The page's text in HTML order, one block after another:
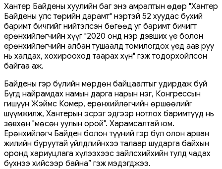
Хантер Байдены хуулийн баг энэ амралтын өдөр "Хантер
Байдены улс төрийн дарамт" нэртэй 52 хуудас бүхий
баримт бичгийг нийтэлсэн бөгөөд уг баримт бичигт
ерөнхийлөгчийн хүүг "2020 онд нэр дэвших үе болон
ерөнхийлөгчийн албан тушаалд томилогдох үед аав руу
нь халдах, хохирооход таарах хүн" гэж тодорхойлсон
байгаа аж.
Байдены гэр бүлийн мөрдөн байцаалтыг удирдаж буй
Бүгд найрамдах намын дарга нарын нэг, Конгрессын
гишүүн Жэймс Комер, ерөнхийлөгчийн өршөөлийг
шүүмжилж, Хантерын эсрэг эдгээр нотлох баримтууд нь
зөвхөн "мөсөн уулын орой". Харамсалтай юм.
Ерөнхийлөгч Байден болон түүний гэр бүл олон арван
жилийн буруутай үйлдлийнхээ талаар шударга байхын
оронд хариуцлага хүлээхээс зайлсхийхийн тулд чадах
бүхнээ хийсээр байна” гэж мэдэгджээ.